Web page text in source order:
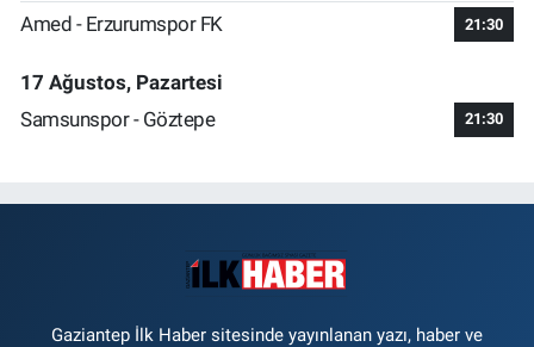
Amed - Erzurumspor FK 21:30
17 Ağustos, Pazartesi
Samsunspor - Göztepe
21:30
Gaziantep İlk Haber sitesinde yayınlanan yazı, haber ve